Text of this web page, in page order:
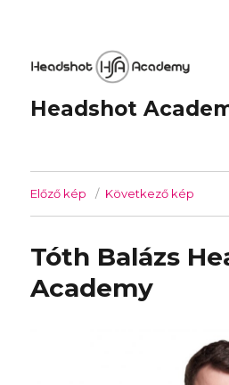
Headshot
Előző kép Következő kép
Tóth Balázs
Academy